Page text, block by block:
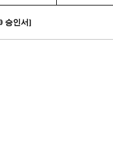
승인서]